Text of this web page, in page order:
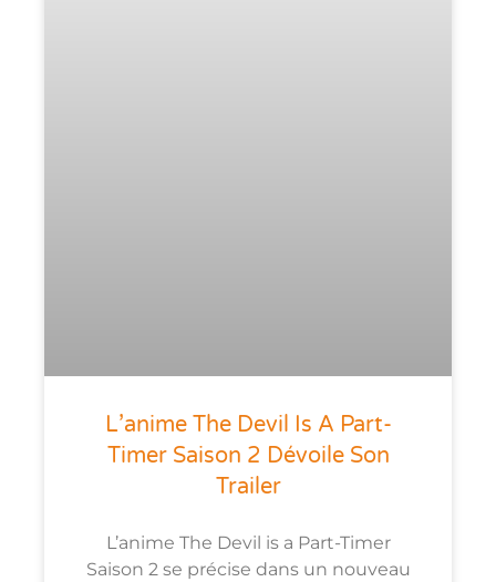
L’anime The Devil Is A Part-
Timer Saison 2 Dévoile Son
Trailer
L’anime The Devil is a Part-Timer
Saison 2 se précise dans un nouveau